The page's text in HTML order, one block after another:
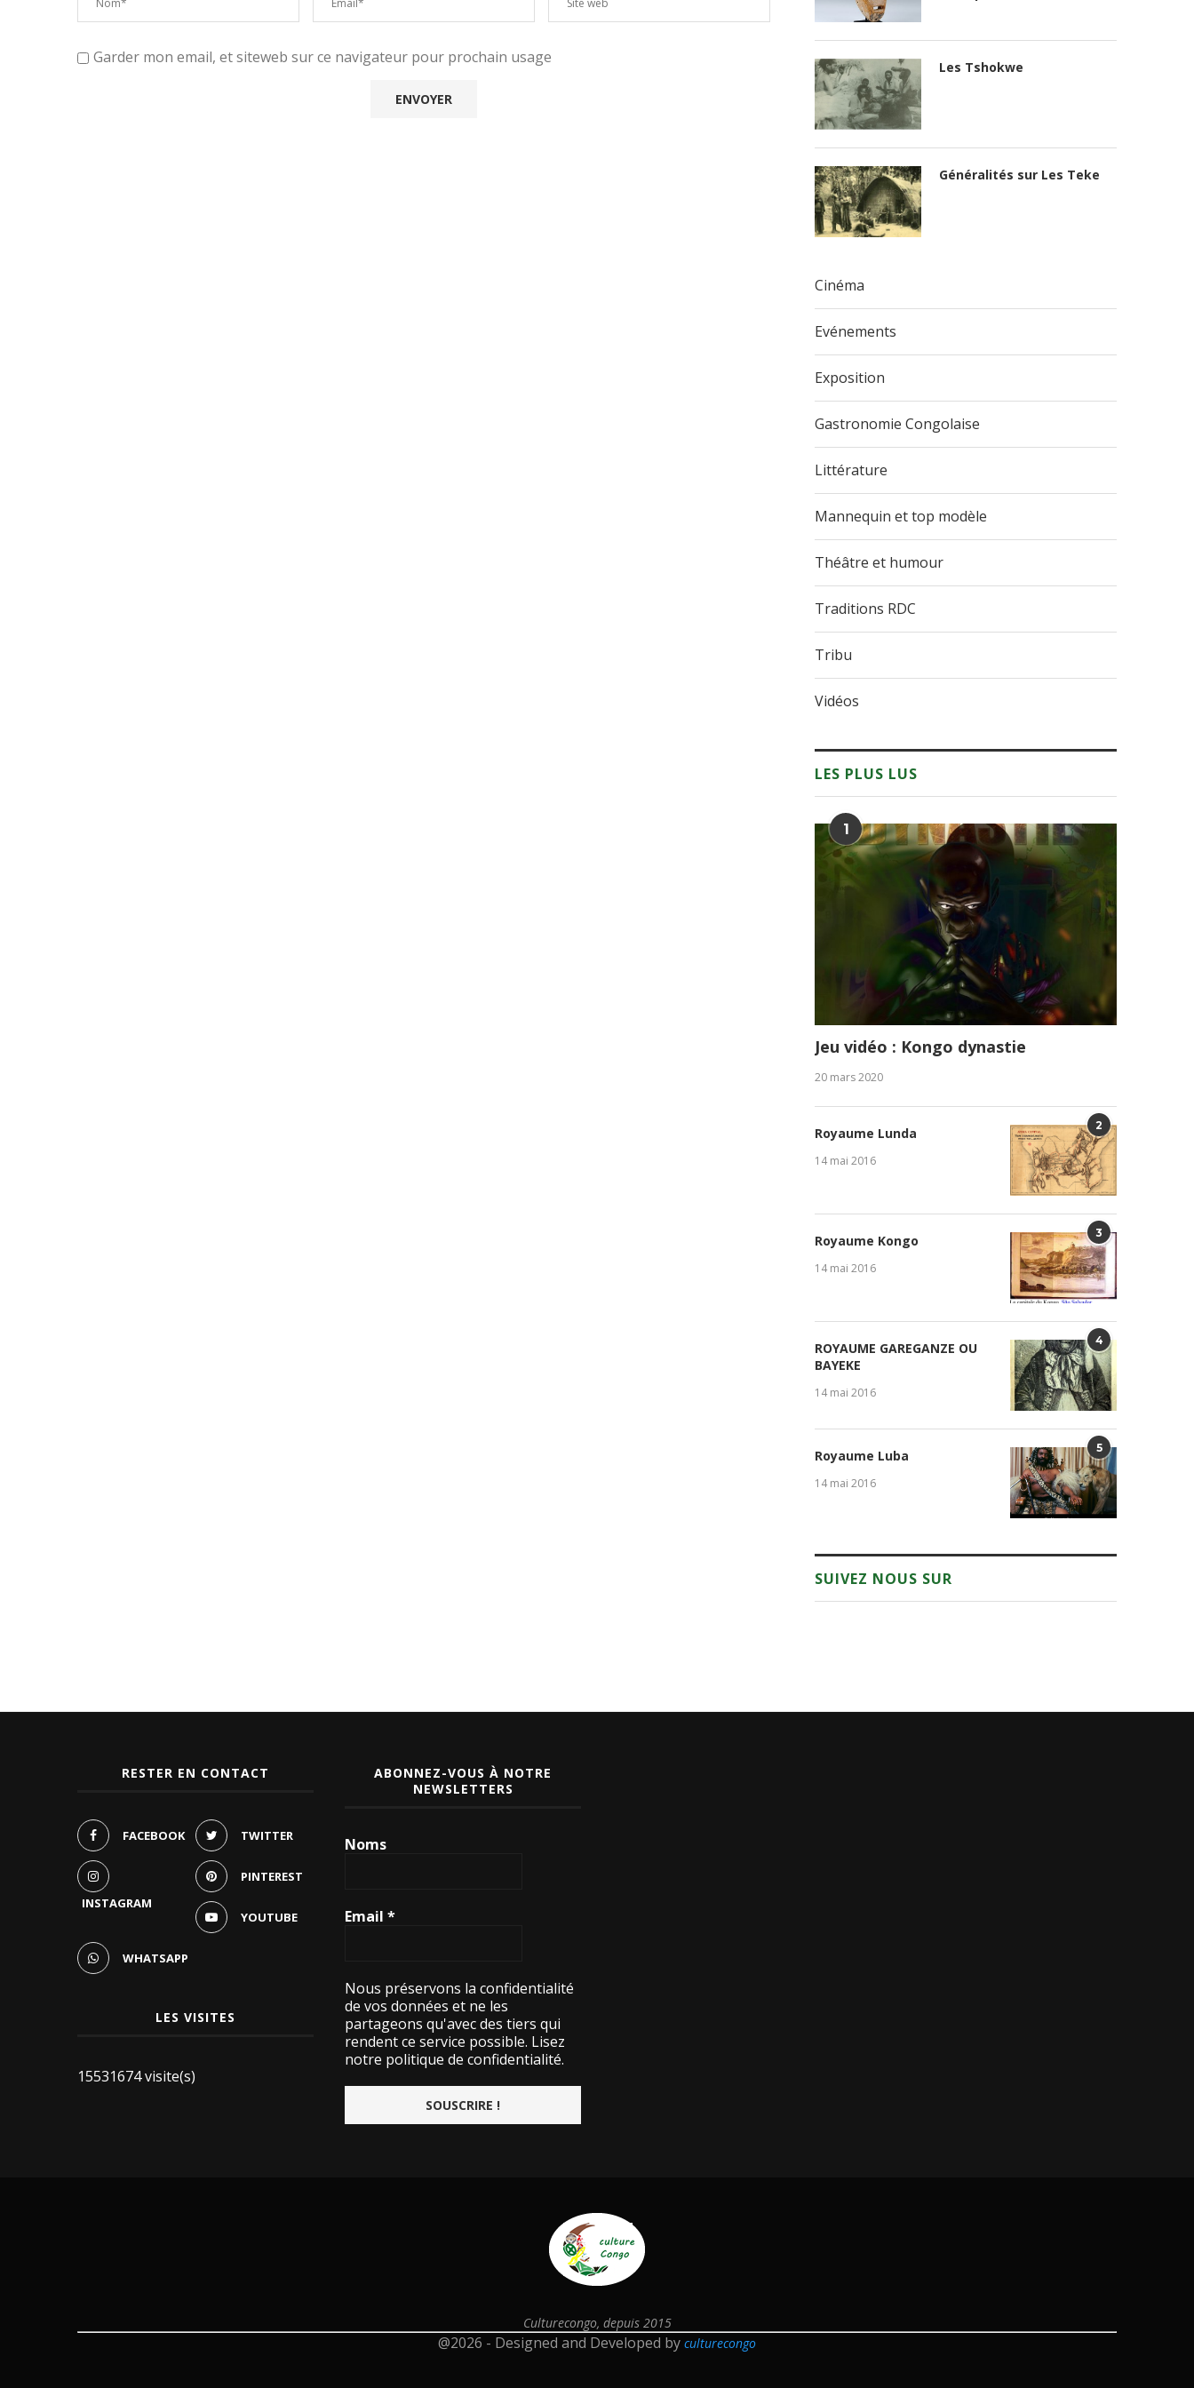
Garder mon email, et siteweb sur ce navigateur pour prochain usage
Les Tshokwe
Généralités sur Les Teke
Cinéma
Evénements
Exposition
Gastronomie Congolaise
Littérature
Mannequin et top modèle
Théâtre et humour
Traditions RDC
Tribu
Vidéos
LES PLUS LUS
1
Jeu vidéo : Kongo dynastie
20 mars 2020
2
Royaume Lunda
14 mai 2016
3
Royaume Kongo
14 mai 2016
4
ROYAUME GAREGANZE OU
BAYEKE
14 mai 2016
5
Royaume Luba
14 mai 2016
SUIVEZ NOUS SUR
RESTER EN CONTACT
FACEBOOK TWITTER
INSTAGRAM
PINTEREST
YOUTUBE
WHATSAPP
LES VISITES
15531674 visite(s)
ABONNEZ-VOUS À NOTRE
NEWSLETTERS
Noms
Email*
Nous préservons la confidentialité
de vos données et ne les
partageons qu'avec des tiers qui
rendent ce service possible. Lisez
notre politique de confidentialité.
Culturecongo, depuis 2015
@2026 - Designed and Developed by culturecongo